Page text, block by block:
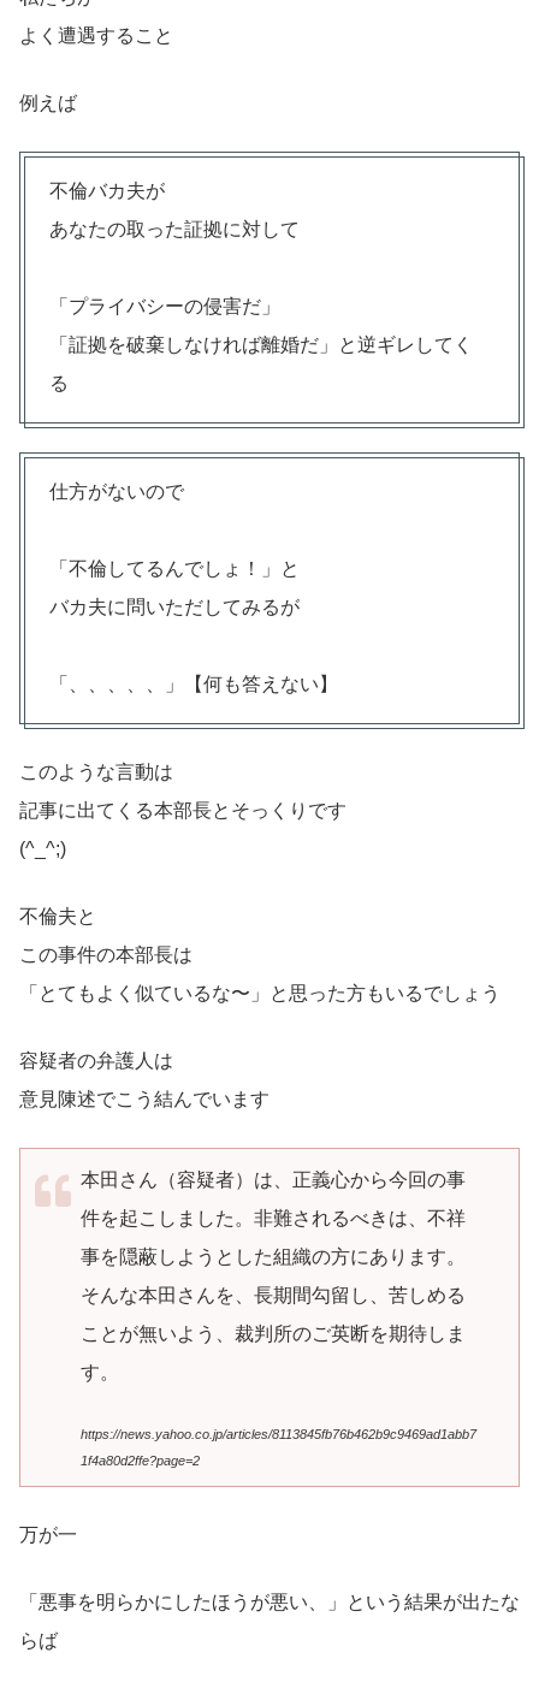
よく遭遇すること
例えば
不倫バカ夫が
あなたの取った証拠に対して
「プライバシーの侵害だ」
「証拠を破棄しなければ離婚だ」と逆ギレしてく
る
仕方がないので
「不倫してるんでしょ！」と
バカ夫に問いただしてみるが
「、、、、、」【何も答えない】
このような言動は
記事に出てくる本部長とそっくりです
(^_^;)
不倫夫と
この事件の本部長は
「とてもよく似ているな〜」と思った方もいるでしょう
容疑者の弁護人は
意見陳述でこう結んでいます
本田さん（容疑者）は、正義心から今回の事
件を起こしました。非難されるべきは、不祥
事を隠蔽しようとした組織の方にあります。
そんな本田さんを、長期間勾留し、苦しめる
ことが無いよう、裁判所のご英断を期待しま
す。
https://news.yahoo.co.jp/articles/8113845fb76b462b9c9469ad1abb7
1f4a80d2ffe?page=2
万が一
「悪事を明らかにしたほうが悪い、」という結果が出たな
らば